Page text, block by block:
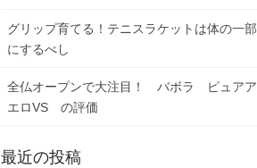
グリップ育てる！テニスラケットは体の一部
にするべし
全仏オープンで大注目！ バボラ ピュアア
エロVS の評価
最近の投稿